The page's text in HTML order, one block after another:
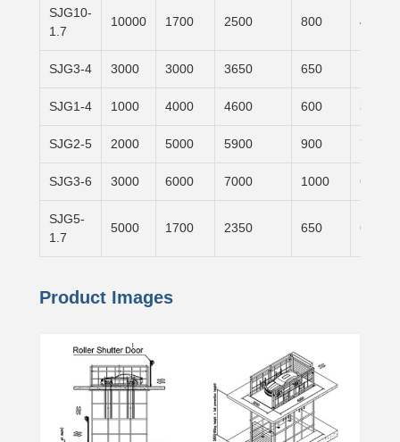
SJG10-
1.7
10000 1700 2500 800
SJG3-4 3000 3000 3650 650
SJG1-4 1000 4000 4600 600
SJG2-5 2000 5000 5900 900
SJG3-6 3000 6000 7000 1000
SJG5-
1.7
5000 1700 2350 650
Product Images